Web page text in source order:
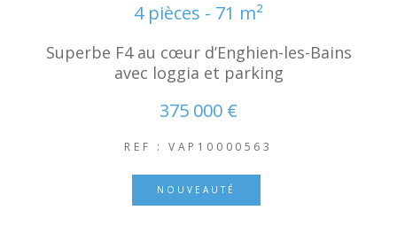
4 pièces - 71 m²
Superbe F4 au cœur d’Enghien-les-Bains
avec loggia et parking
375 000 €
REF : VAP10000563
NOUVEAUTÉ